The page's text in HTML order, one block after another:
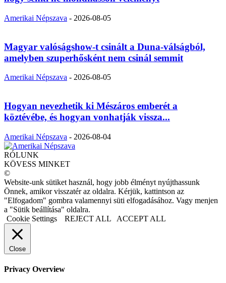
Amerikai Népszava - 2026-08-05
Magyar valóságshow-t csinált a Duna-válságból,
amelyben szuperhősként nem csinál semmit
Amerikai Népszava - 2026-08-05
Hogyan nevezhetik ki Mészáros emberét a
köztévébe, és hogyan vonhatják vissza...
Amerikai Népszava - 2026-08-04
RÓLUNK
KÖVESS MINKET
©
Website-unk sütiket használ, hogy jobb élményt nyújthassunk
Önnek, amikor visszatér az oldalra. Kérjük, kattintson az
"Elfogadom" gombra valamennyi süti elfogadásához. Vagy menjen
a "Sütik beállítása" oldalra.
Cookie Settings
REJECT ALL ACCEPT ALL
Close
Privacy Overview